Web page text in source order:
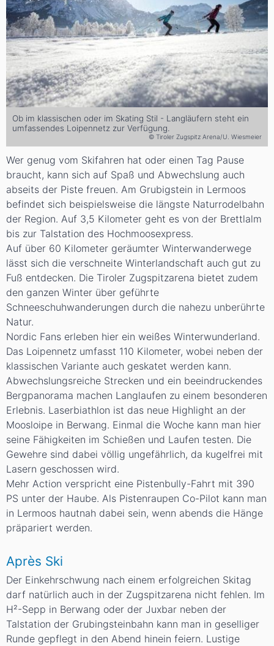
Ob im klassischen oder im Skating Stil - Langläufern steht ein
umfassendes Loipennetz zur Verfügung.
© Tiroler Zugspitz Arena/U. Wiesmeier
Wer genug vom Skifahren hat oder einen Tag Pause
braucht, kann sich auf Spaß und Abwechslung auch
abseits der Piste freuen. Am Grubigstein in Lermoos
befindet sich beispielsweise die längste Naturrodelbahn
der Region. Auf 3,5 Kilometer geht es von der Brettlalm
bis zur Talstation des Hochmoosexpress.
Auf über 60 Kilometer geräumter Winterwanderwege
lässt sich die verschneite Winterlandschaft auch gut zu
Fuß entdecken. Die Tiroler Zugspitzarena bietet zudem
den ganzen Winter über geführte
Schneeschuhwanderungen durch die nahezu unberührte
Natur.
Nordic Fans erleben hier ein weißes Winterwunderland.
Das Loipennetz umfasst 110 Kilometer, wobei neben der
klassischen Variante auch geskatet werden kann.
Abwechslungsreiche Strecken und ein beeindruckendes
Bergpanorama machen Langlaufen zu einem besonderen
Erlebnis. Laserbiathlon ist das neue Highlight an der
Moosloipe in Berwang. Einmal die Woche kann man hier
seine Fähigkeiten im Schießen und Laufen testen. Die
Gewehre sind dabei völlig ungefährlich, da kugelfrei mit
Lasern geschossen wird.
Mehr Action verspricht eine Pistenbully-Fahrt mit 390
PS unter der Haube. Als Pistenraupen Co-Pilot kann man
in Lermoos hautnah dabei sein, wenn abends die Hänge
präpariert werden.
Après Ski
Der Einkehrschwung nach einem erfolgreichen Skitag
darf natürlich auch in der Zugspitzarena nicht fehlen. Im
H²-Sepp in Berwang oder der Juxbar neben der
Talstation der Grubingsteinbahn kann man in geselliger
Runde gepflegt in den Abend hinein feiern. Lustige